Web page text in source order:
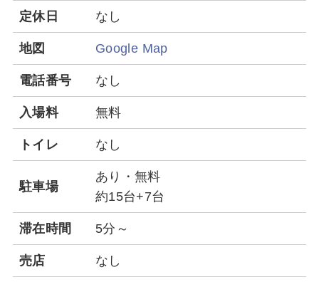
定休日 なし
地図 Google Map
電話番号 なし
入場料 無料
トイレ なし
駐車場
あり・無料
約15台+7台
滞在時間 5分～
売店 なし